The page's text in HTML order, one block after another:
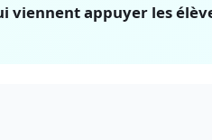
viennent appuyer les